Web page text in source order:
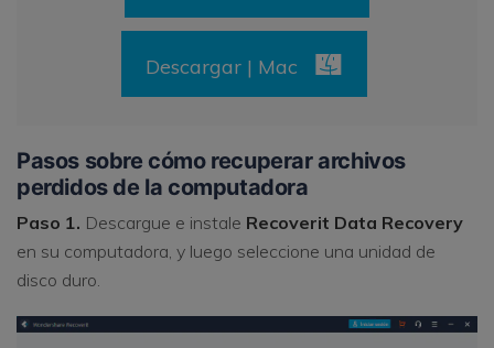
Descargar | Mac
Pasos sobre cómo recuperar archivos
perdidos de la computadora
Paso 1. Descargue e instale Recoverit Data Recovery
en su computadora, y luego seleccione una unidad de
disco duro.